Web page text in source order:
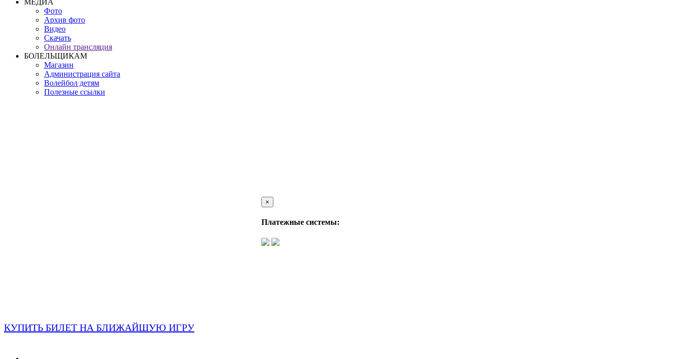
МЕДИА
Фото
Архив фото
Видео
Скачать
Онлайн трансляция
БОЛЕЛЬЩИКАМ
Магазин
Администрация сайта
Волейбол детям
Полезные ссылки
×
Платежные системы:
КУПИТЬ БИЛЕТ НА БЛИЖАЙШУЮ ИГРУ